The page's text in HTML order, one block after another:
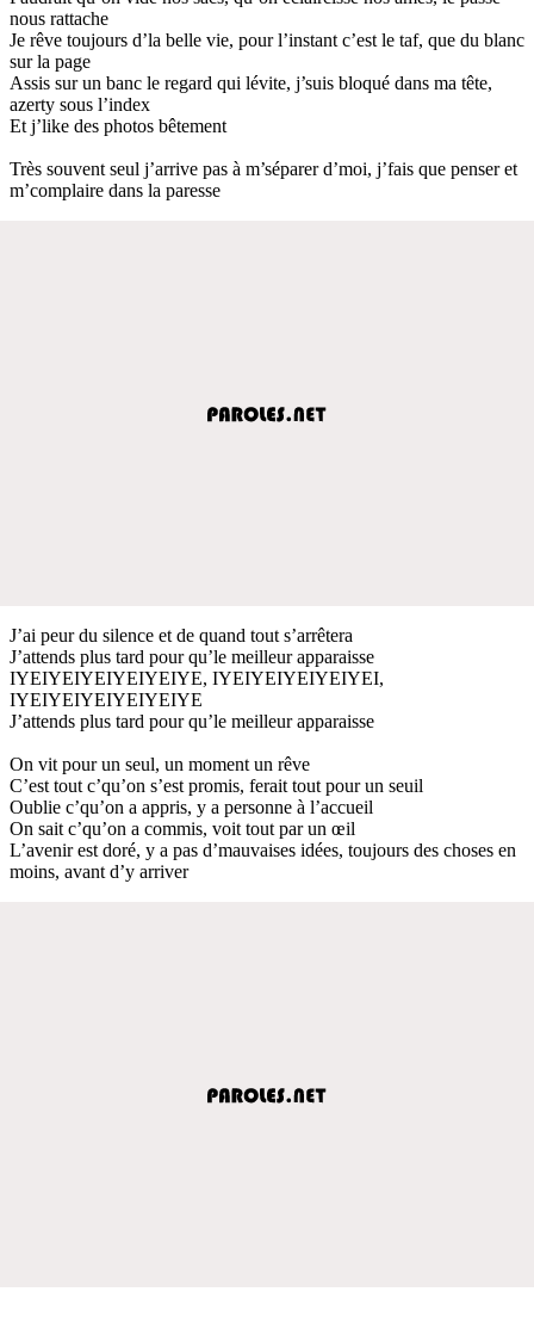
nous rattache
Je rêve toujours d’la belle vie, pour l’instant c’est le taf, que du blanc
sur la page
Assis sur un banc le regard qui lévite, j’suis bloqué dans ma tête,
azerty sous l’index
Et j’like des photos bêtement
Très souvent seul j’arrive pas à m’séparer d’moi, j’fais que penser et
m’complaire dans la paresse
J’ai peur du silence et de quand tout s’arrêtera
J’attends plus tard pour qu’le meilleur apparaisse
IYEIYEIYEIYEIYEIYE, IYEIYEIYEIYEIYEI,
IYEIYEIYEIYEIYEIYE
J’attends plus tard pour qu’le meilleur apparaisse
On vit pour un seul, un moment un rêve
C’est tout c’qu’on s’est promis, ferait tout pour un seuil
Oublie c’qu’on a appris, y a personne à l’accueil
On sait c’qu’on a commis, voit tout par un œil
L’avenir est doré, y a pas d’mauvaises idées, toujours des choses en
moins, avant d’y arriver